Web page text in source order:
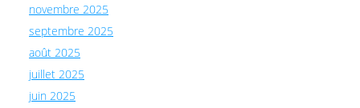
novembre 2025
septembre 2025
août 2025
juillet 2025
juin 2025